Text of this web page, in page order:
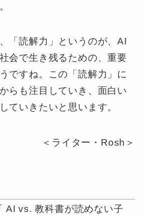
「読解力」というのが、AI
会で生き残るための、重要
ですね。この「読解力」に
らも注目していき、面白い
ていきたいと思います。
＜ライター・Rosh＞
AI vs. 教科書が読めない子